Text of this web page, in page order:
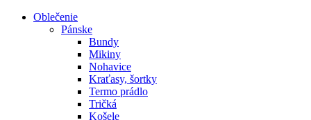
Oblečenie
Pánske
Bundy
Mikiny
Nohavice
Kraťasy, šortky
Termo prádlo
Tričká
Košele